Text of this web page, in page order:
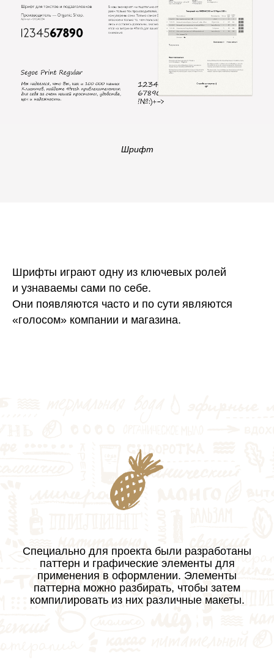
Шрифт
Шрифты играют одну из ключевых ролей
и узнаваемы сами по себе.
Они появляются часто и по сути являются
«голосом» компании и магазина.
Специально для проекта были разработаны
паттерн и графические элементы для
применения в оформлении. Элементы
паттерна можно разбирать, чтобы затем
компилировать из них различные макеты.